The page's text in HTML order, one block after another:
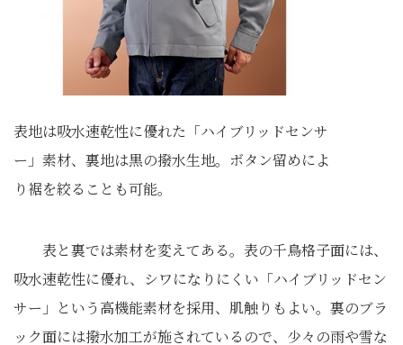
表地は吸水速乾性に優れた「ハイブリッドセンサ
ー」素材、裏地は黒の撥水生地。ボタン留めによ
り裾を絞ることも可能。
表と裏では素材を変えてある。表の千鳥格子面には、
吸水速乾性に優れ、シワになりにくい「ハイブリッドセン
サー」という高機能素材を採用、肌触りもよい。裏のブラ
ック面には撥水加工が施されているので、少々の雨や雪な